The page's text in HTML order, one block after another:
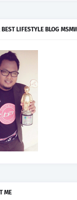
BEST LIFESTYLE BLOG
ME